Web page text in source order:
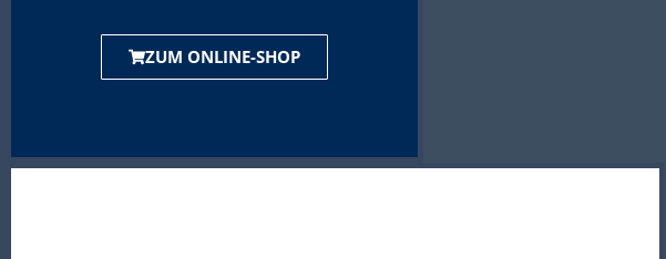
ZUM ONLINE-SHOP